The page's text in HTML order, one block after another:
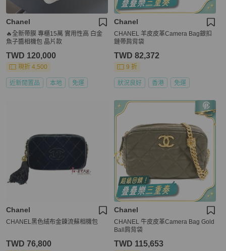
Chanel
🔥全新帶膜 專櫃15萬 實用性高 白金
魚子醬相機包 晶片款
TWD 120,000
現折 4,500
近新閒置品 本地 免運
Chanel
CHANEL 羊皮皮革Camera Bag銀扣
鏈帶肩背袋
TWD 82,372
9 折
狀況良好 香港 免運
Chanel
CHANEL黑色絨布金鍊流蘇相機包
TWD 76,800
Chanel
CHANEL 牛皮皮革Camera Bag Gold
Ball肩背袋
TWD 115,653